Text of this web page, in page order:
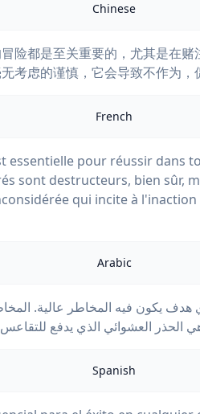
Chinese
险都是至关重要的，尤其是在
考虑的谨慎，它会导致不作为，
French
essentielle pour réussir dans
sont destructeurs, bien sûr,
qui incite à
Arabic
هدف يكون فيه المخاطر عالية.
Spanish